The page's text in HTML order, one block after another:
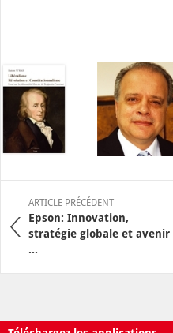
ARTICLE PRÉCÉDENT
Epson: Innovation,
stratégie globale et avenir
...